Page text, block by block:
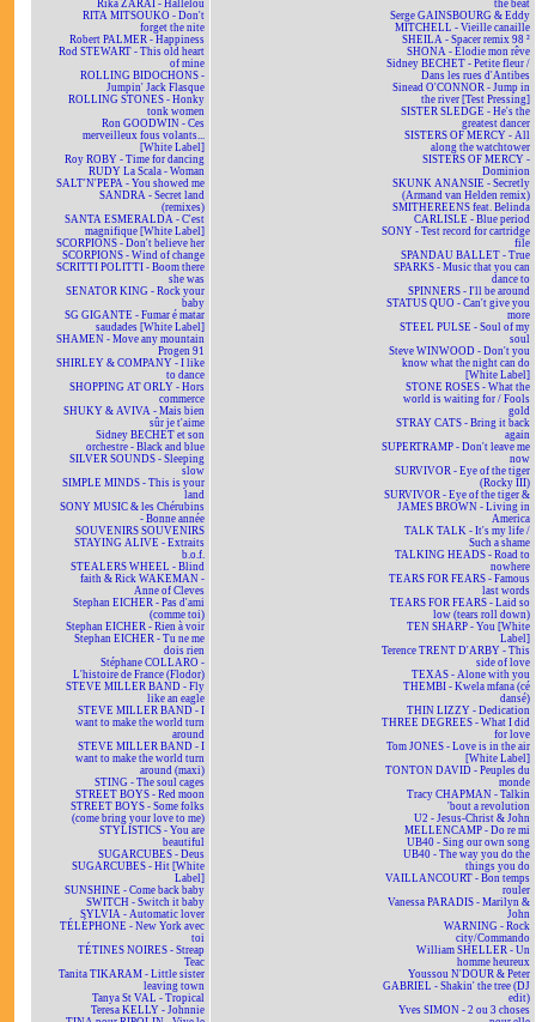
Rika ZARAÏ - Hallelou
RITA MITSOUKO - Don't
forget the nite
Robert PALMER - Happiness
Rod STEWART - This old heart
of mine
ROLLING BIDOCHONS -
Jumpin' Jack Flasque
ROLLING STONES - Honky
tonk women
Ron GOODWIN - Ces
merveilleux fous volants...
[White Label]
Roy ROBY - Time for dancing
RUDY La Scala - Woman
SALT'N'PEPA - You showed me
SANDRA - Secret land
(remixes)
SANTA ESMERALDA - C'est
magnifique [White Label]
SCORPIONS - Don't believe her
SCORPIONS - Wind of change
SCRITTI POLITTI - Boom there
she was
SENATOR KING - Rock your
baby
SG GIGANTE - Fumar é matar
saudades [White Label]
SHAMEN - Move any mountain
Progen 91
SHIRLEY & COMPANY - I like
to dance
SHOPPING AT ORLY - Hors
commerce
SHUKY & AVIVA - Mais bien
sûr je t'aime
Sidney BECHET et son
orchestre - Black and blue
SILVER SOUNDS - Sleeping
slow
SIMPLE MINDS - This is your
land
SONY MUSIC & les Chérubins
- Bonne année
SOUVENIRS SOUVENIRS
STAYING ALIVE - Extraits
b.o.f.
STEALERS WHEEL - Blind
faith & Rick WAKEMAN -
Anne of Cleves
Stephan EICHER - Pas d'ami
(comme toi)
Stephan EICHER - Rien à voir
Stephan EICHER - Tu ne me
dois rien
Stéphane COLLARO -
L'histoire de France (Flodor)
STEVE MILLER BAND - Fly
like an eagle
STEVE MILLER BAND - I
want to make the world turn
around
STEVE MILLER BAND - I
want to make the world turn
around (maxi)
STING - The soul cages
STREET BOYS - Red moon
STREET BOYS - Some folks
(come bring your love to me)
STYLISTICS - You are
beautiful
SUGARCUBES - Deus
SUGARCUBES - Hit [White
Label]
SUNSHINE - Come back baby
SWITCH - Switch it baby
SYLVIA - Automatic lover
TÉLÉPHONE - New York avec
toi
TÉTINES NOIRES - Streap
Teac
Tanita TIKARAM - Little sister
leaving town
Tanya St VAL - Tropical
Teresa KELLY - Johnnie
the beat
Serge GAINSBOURG & Eddy
MITCHELL - Vieille canaille
SHEILA - Spacer remix 98 ²
SHONA - Elodie mon rêve
Sidney BECHET - Petite fleur /
Dans les rues d'Antibes
Sinead O'CONNOR - Jump in
the river [Test Pressing]
SISTER SLEDGE - He's the
greatest dancer
SISTERS OF MERCY - All
along the watchtower
SISTERS OF MERCY -
Dominion
SKUNK ANANSIE - Secretly
(Armand van Helden remix)
SMITHEREENS feat. Belinda
CARLISLE - Blue period
SONY - Test record for cartridge
file
SPANDAU BALLET - True
SPARKS - Music that you can
dance to
SPINNERS - I'll be around
STATUS QUO - Can't give you
more
STEEL PULSE - Soul of my
soul
Steve WINWOOD - Don't you
know what the night can do
[White Label]
STONE ROSES - What the
world is waiting for / Fools
gold
STRAY CATS - Bring it back
again
SUPERTRAMP - Don't leave me
now
SURVIVOR - Eye of the tiger
(Rocky III)
SURVIVOR - Eye of the tiger &
JAMES BROWN - Living in
America
TALK TALK - It's my life /
Such a shame
TALKING HEADS - Road to
nowhere
TEARS FOR FEARS - Famous
last words
TEARS FOR FEARS - Laid so
low (tears roll down)
TEN SHARP - You [White
Label]
Terence TRENT D'ARBY - This
side of love
TEXAS - Alone with you
THEMBI - Kwela mfana (cé
dansé)
THIN LIZZY - Dedication
THREE DEGREES - What I did
for love
Tom JONES - Love is in the air
[White Label]
TONTON DAVID - Peuples du
monde
Tracy CHAPMAN - Talkin
'bout a revolution
U2 - Jesus-Christ & John
MELLENCAMP - Do re mi
UB40 - Sing our own song
UB40 - The way you do the
things you do
VAILLANCOURT - Bon temps
rouler
Vanessa PARADIS - Marilyn &
John
WARNING - Rock
city/Commando
William SHELLER - Un
homme heureux
Youssou N'DOUR & Peter
GABRIEL - Shakin' the tree (DJ
edit)
Yves SIMON - 2 ou 3 choses